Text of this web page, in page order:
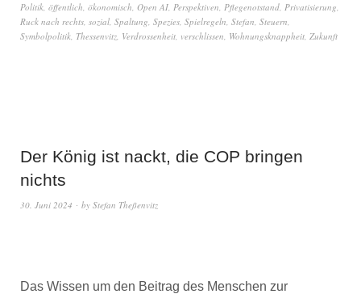
Politik, öffentlich, ökonomisch, Open AI, Perspektiven, Pflegenotstand, Privatisierung,
Ruck nach rechts, sozial, Spaltung, Spezies, Spielregeln, Stefan, Steuern,
Symbolpolitik, Thessenvitz, Verdrossenheit, verschlissen, Wohnungsknappheit, Zukunft
Der König ist nackt, die COP bringen
nichts
30. Juni 2024 by Stefan Theßenvitz
Das Wissen um den Beitrag des Menschen zur